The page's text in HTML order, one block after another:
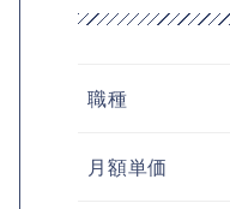
職種
月額単価